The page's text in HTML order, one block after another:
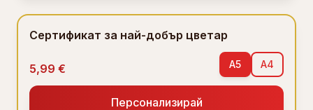
Сертификат за най-добър цветар
5,99 € A5 A4
Персонализирай